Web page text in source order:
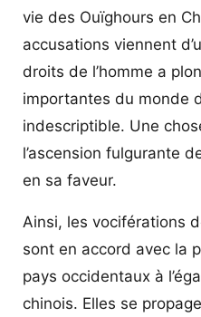
vie des Ouïghours en
accusations viennent
droits de l’homme a
importantes du monde
indescriptible. Une
l’ascension fulgurante
en sa faveur.
Ainsi, les vociférations
sont en accord avec la
pays occidentaux à
chinois. Elles se